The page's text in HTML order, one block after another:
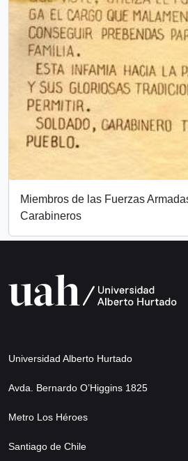
Miembros de las Fuerzas
Carabineros
Universidad Alberto Hurtado
Avda. Bernardo O’Higgins 1825
Metro Los Héroes
Santiago de Chile